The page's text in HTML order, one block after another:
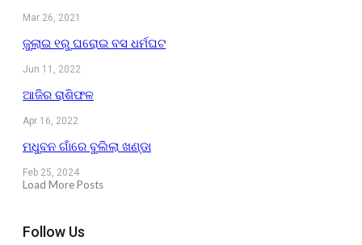
Mar 26, 2021
ଜୁଲାଇ ୧ରୁ ଘରୋଇ ବସ ଧର୍ମଘଟ
Jun 11, 2022
ଆଜିର ରାଶିଫଳ
Apr 16, 2022
ମଧୁବନ ଗାଁରେ ବୁଲିଲା ଖଣ୍ଡା
Feb 25, 2024
Load More Posts
Follow Us